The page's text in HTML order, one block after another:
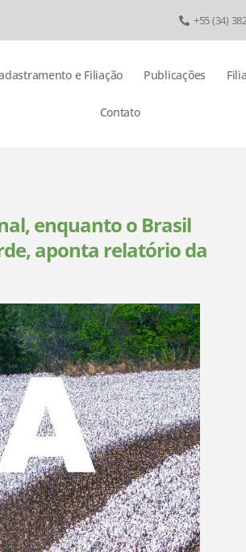
+55 (34)
e Filiação Publicações
Contato
enquanto o Brasil
aponta relatório da